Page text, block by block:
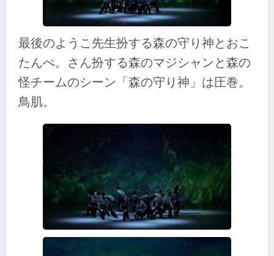
最後のようこ先生扮する森の守り神とおこ
たんぺ。さん扮する森のマジシャンと森の
怪チームのシーン「森の守り神」は圧巻。
鳥肌。